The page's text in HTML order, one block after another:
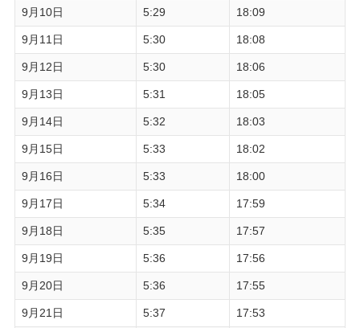
9月10日 5:29 18:09
9月11日 5:30 18:08
9月12日 5:30 18:06
9月13日 5:31 18:05
9月14日 5:32 18:03
9月15日 5:33 18:02
9月16日 5:33 18:00
9月17日 5:34 17:59
9月18日 5:35 17:57
9月19日 5:36 17:56
9月20日 5:36 17:55
9月21日 5:37 17:53